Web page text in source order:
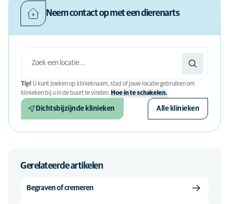
Neem contact op met een dierenarts
Tip! U kunt zoeken op klinieknaam, stad of jouw locatie gebruiken om
klinieken bij u in de buurt te vinden. Hoe in te schakelen.
Dichtsbijzijnde klinieken Alle klinieken
Gerelateerde artikelen
Begraven of cremeren